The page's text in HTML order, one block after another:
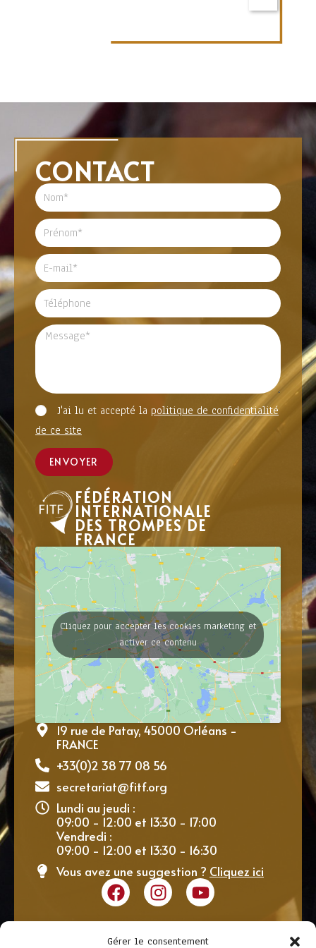
Gérer le consentement
CONTACT
J'ai lu et accepté la politique de confidentialité
de ce site
ENVOYER
FÉDÉRATION
INTERNATIONALE
DES TROMPES DE
FRANCE
Cliquez pour accepter les cookies marketing et
activer ce contenu
19 rue de Patay, 45000 Orléans -
FRANCE
+33(0)2 38 77 08 56
secretariat@fitf.org
Lundi au jeudi :
09:00 - 12:00 et 13:30 - 17:00
Vendredi :
09:00 - 12:00 et 13:30 - 16:30
Vous avez une suggestion ? Cliquez ici